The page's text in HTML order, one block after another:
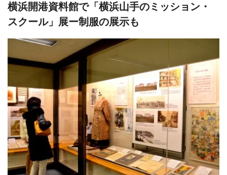
横浜開港資料館で「横浜山手のミッション・
スクール」展ー制服の展示も